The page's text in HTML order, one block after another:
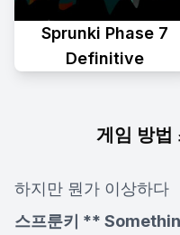
Sprunki Phase 7
Definitive
게임 방법
하지만 뭔가 이상하다
스프룬키 **